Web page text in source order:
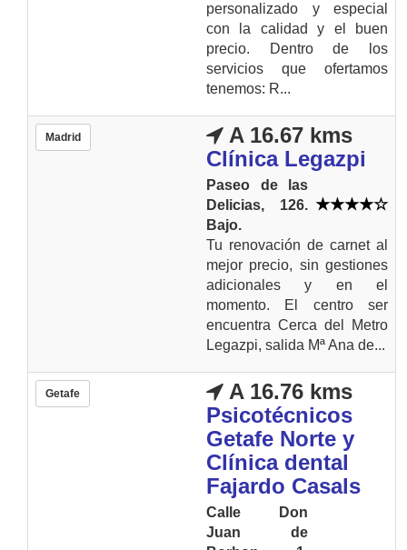
personalizado y especial
con la calidad y el buen
precio. Dentro de los
servicios que ofertamos
tenemos: R...
Madrid
A 16.67 kms
Clínica Legazpi
Paseo de las
Delicias, 126.
Bajo.
Tu renovación de carnet al
mejor precio, sin gestiones
adicionales y en el
momento. El centro ser
encuentra Cerca del Metro
Legazpi, salida Mª Ana de...
Getafe
A 16.76 kms
Psicotécnicos
Getafe Norte y
Clínica dental
Fajardo Casals
Calle Don
Juan de